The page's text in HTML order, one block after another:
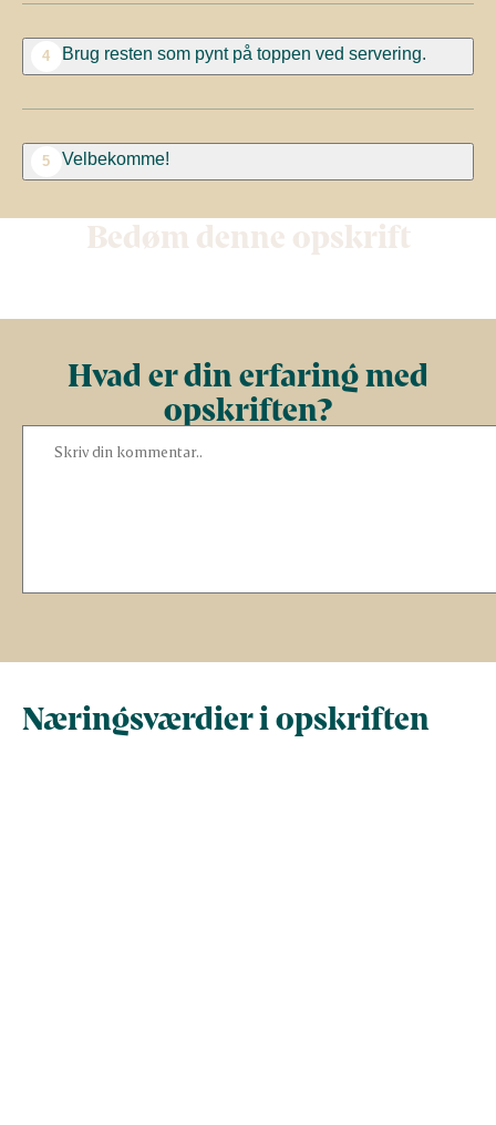
4 Brug resten som pynt på toppen ved servering.
5 Velbekomme!
Bedøm denne opskrift
Hvad er din erfaring med
opskriften?
Næringsværdier i opskriften